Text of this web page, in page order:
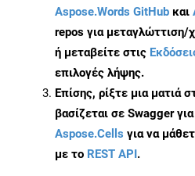
Aspose.Words GitHub και
repos για μεταγλώττιση/
ή μεταβείτε στις
επιλογές λήψης.
Επίσης, ρίξτε μια ματιά
βασίζεται σε Swagger για
Aspose.Cells για να
με το REST API.